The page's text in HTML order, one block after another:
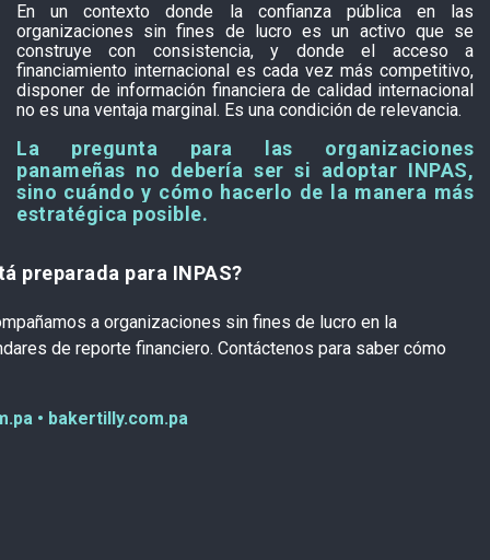
En un contexto donde la confianza pública en las
organizaciones sin fines de lucro es un activo que se
construye con consistencia, y donde el acceso a
financiamiento internacional es cada vez más competitivo,
disponer de información financiera de calidad internacional
no es una ventaja marginal. Es una condición de relevancia.
La pregunta para las organizaciones
panameñas no debería ser si adoptar INPAS,
sino cuándo y cómo hacerlo de la manera más
estratégica posible.
preparada para INPAS?
a organizaciones sin fines de lucro en la
de reporte financiero. Contáctenos para saber cómo
• bakertilly.com.pa